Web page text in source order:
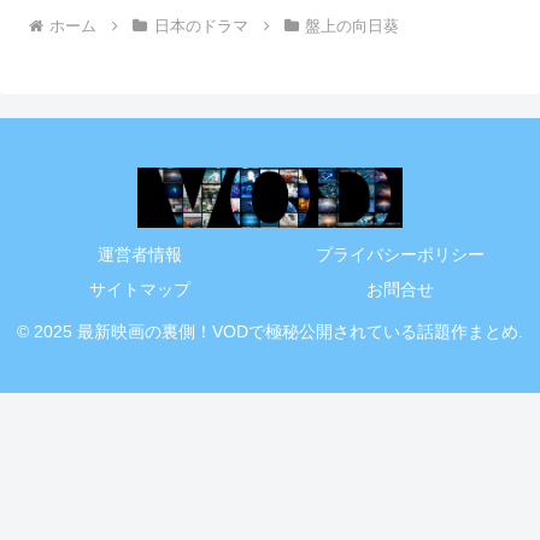
ホーム 日本のドラマ 盤上の向日葵
運営者情報
プライバシーポリシー
サイトマップ
お問合せ
© 2025 最新映画の裏側！VODで極秘公開されている話題作まとめ.